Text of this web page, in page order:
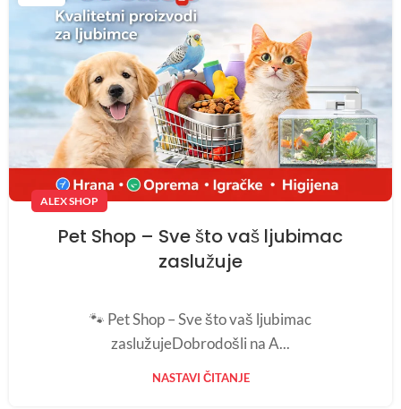
ALEX SHOP
Pet Shop – Sve što vaš ljubimac
zaslužuje
🐾 Pet Shop – Sve što vaš ljubimac
zaslužujeDobrodošli na A...
NASTAVI ČITANJE